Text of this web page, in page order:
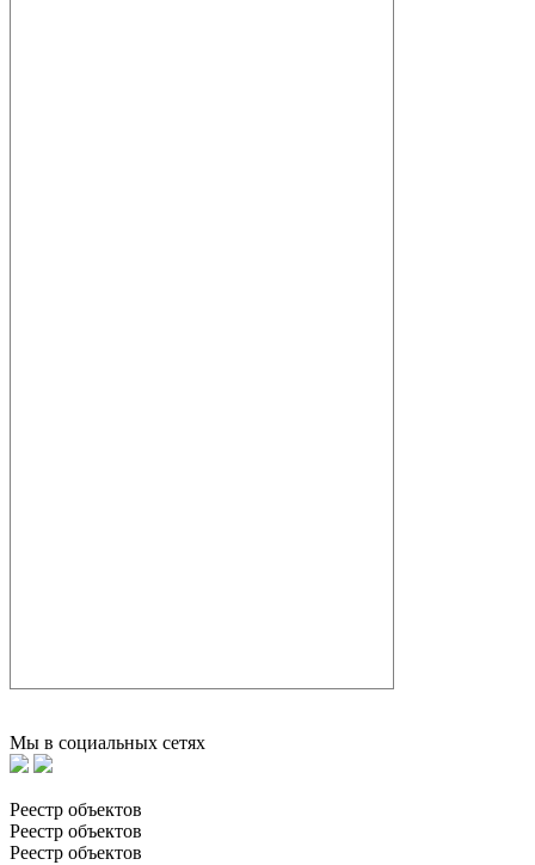
Мы в социальных сетях
Реестр объектов
Реестр объектов
Реестр объектов